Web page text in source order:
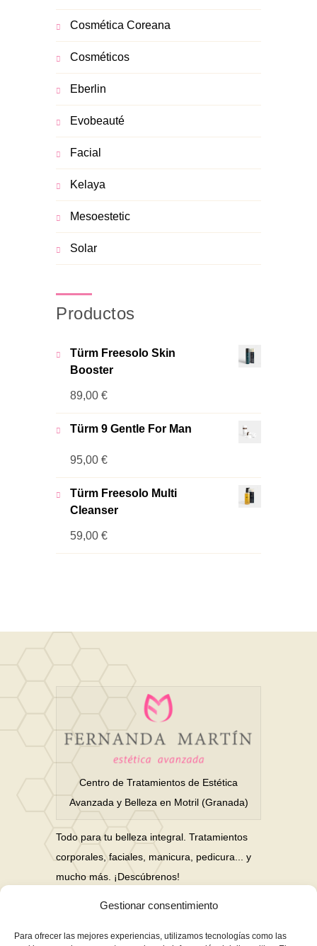
Gestionar consentimiento
Para ofrecer las mejores experiencias, utilizamos tecnologías como las
Cosmética Coreana
Cosméticos
Eberlin
Evobeauté
Facial
Kelaya
Mesoestetic
Solar
Productos
Türm Freesolo Skin
Booster
89,00 €
Türm 9 Gentle For Man
95,00 €
Türm Freesolo Multi
Cleanser
59,00 €
Centro de Tratamientos de Estética
Avanzada y Belleza en Motril (Granada)
Todo para tu belleza integral. Tratamientos
corporales, faciales, manicura, pedicura... y
mucho más. ¡Descúbrenos!
Nuestras Redes Sociales